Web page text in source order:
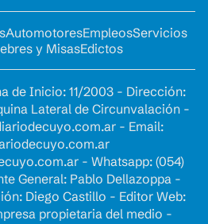
AutomotoresEmpleosServicios
y MisasEdictos
de Inicio: 11/2003 - Dirección:
Lateral de Circunvalación -
- Email:
- Whatsapp: (054)
General: Pablo Dellazoppa -
Diego Castillo - Editor Web:
propietaria del medio -